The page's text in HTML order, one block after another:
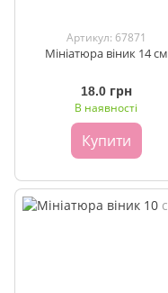
Артикул: 67871
Мініатюра віник 14 см
18.0 грн
В наявності
Купити